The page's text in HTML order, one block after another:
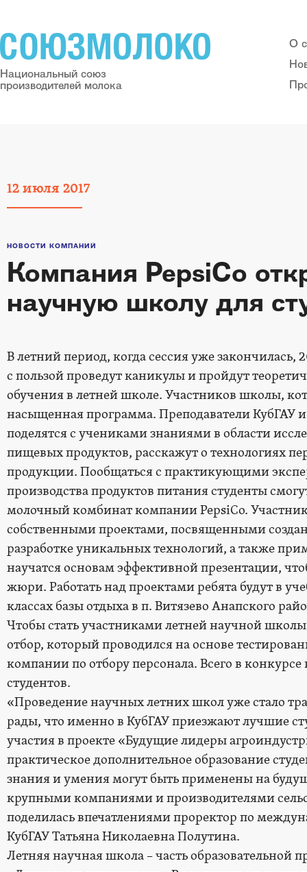
Национальный союз
производителей молока
О
12июля 2017
НОВОСТИ КОМПАНИЙ
Компания PepsiCo
научную школу для
В летний период, когда сессия уже
с пользой проведут каникулы и пройдут
обучения в летней школе. Участников школы,
насыщенная программа. Преподаватели КубГАУ
поделятся с учениками знаниями в области
пищевых продуктов, расскажут о технологиях
продукции. Пообщаться с практикующими
производства продуктов питания студенты
молочный комбинат компании PepsiCo.
собственными проектами, посвященными
разработке уникальных технологий, а также
научатся основам эффективной презентации,
жюри. Работать над проектами ребята будут в
классах базы отдыха в п. Витязево Анапского
Чтобы стать участниками летней научной
отбор, который проводился на основе
компании по отбору персонала. Всего в
студентов.
«Проведение научных летних школ уже стало
рады, что именно в КубГАУ приезжают лучшие
участия в проекте «Будущие лидеры
практическое дополнительное образование
знания и умения могут быть применены на
крупными компаниями и производителями
поделилась впечатлениями проректор по
КубГАУ Татьяна Николаевна Полутина.
Летняя научная школа – часть образовательной